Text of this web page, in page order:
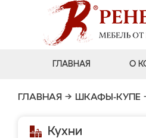
ГЛАВНАЯ О
ГЛАВНАЯ → ШКАФЫ-КУПЕ
Кухни